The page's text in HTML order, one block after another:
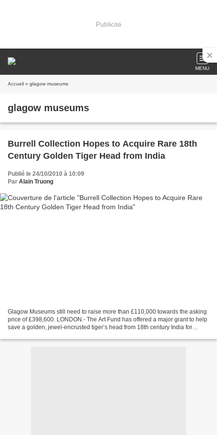
Publicité
MENU
Accueil » glagow museums
glagow museums
Burrell Collection Hopes to Acquire Rare 18th
Century Golden Tiger Head from India
Publié le 24/10/2010 à 10:09
Par Alain Truong
Glagow Museums still need to raise more than £110,000 towards the asking
price of £398,600. LONDON.- The Art Fund has offered a major grant to help
save a golden, jewel-encrusted tiger’s head from 18th century India for